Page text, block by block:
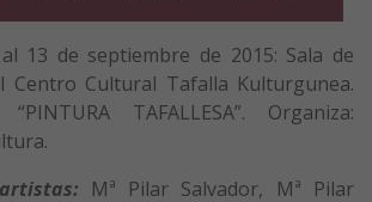
13 de septiembre de 2015: Sala de
Centro Cultural Tafalla Kulturgunea.
TAFALLESA”. Organiza:
Mª Pilar Salvador, Mª Pilar